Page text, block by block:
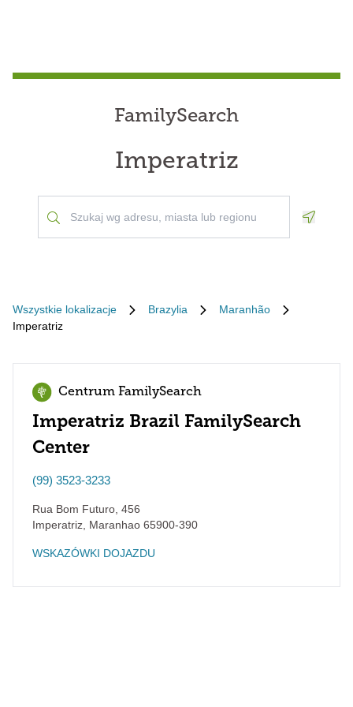
FamilySearch
Imperatriz
Wszystkie lokalizacje Brazylia
Maranhão
Imperatriz
Centrum FamilySearch
Imperatriz Brazil FamilySearch
Center
(99) 3523-3233
Rua Bom Futuro, 456
Imperatriz Maranhao 65900-390
WSKAZÓWKI DOJAZDU